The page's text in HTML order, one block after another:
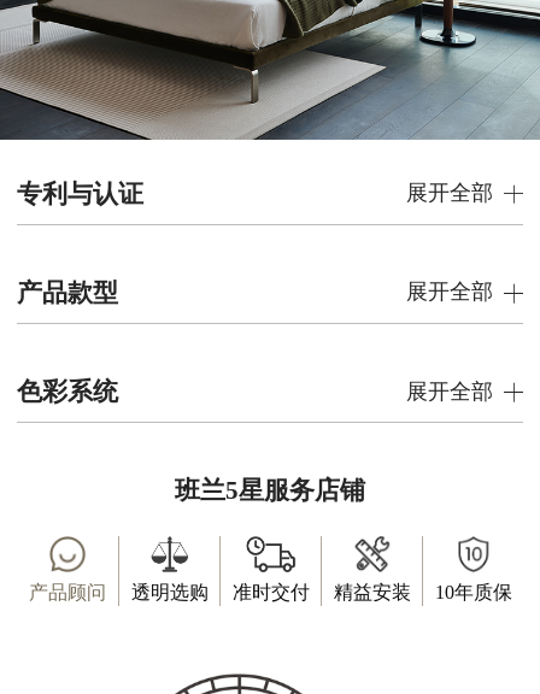
专利与认证 展开全部
产品款型 展开全部
色彩系统 展开全部
班兰5星服务店铺
产品顾问 透明选购 准时交付 精益安装 10年质保